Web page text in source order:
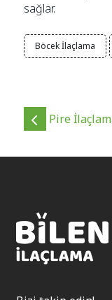
sağlar.
Böcek İlaçlama
Pire